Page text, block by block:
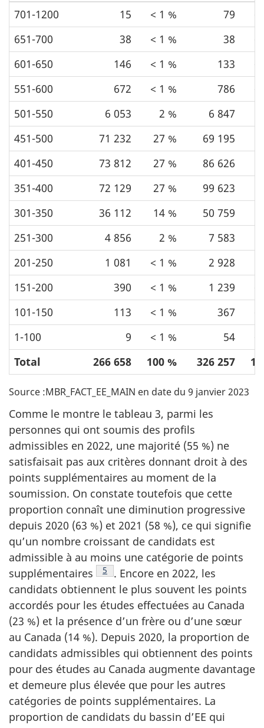
701-1200
15 < 1 % 79
651-700
38 < 1 % 38
601-650
146 < 1 % 133
551-600
672 < 1 % 786
501-550
6 053 2 % 6 847
451-500
71 232 27 % 69 195
401-450
73 812 27 % 86 626
351-400
72 129 27 % 99 623
301-350
36 112 14 % 50 759
251-300
4 856 2 % 7 583
201-250
1 081 < 1 % 2 928
151-200
390 < 1 % 1 239
101-150
113 < 1 % 367
1-100
9 < 1 % 54
Total
266 658 100 % 326 257
Source :MBR_FACT_EE_MAIN en date du 9 janvier 2023
Comme le montre le tableau 3, parmi les
personnes qui ont soumis des profils
admissibles en 2022, une majorité (55 %) ne
satisfaisait pas aux critères donnant droit à des
points supplémentaires au moment de la
soumission. On constate toutefois que cette
proportion connaît une diminution progressive
depuis 2020 (63 %) et 2021 (58 %), ce qui signifie
qu’un nombre croissant de candidats est
admissible à au moins une catégorie de points
supplémentaires
Note de bas de page
5
. Encore en 2022, les
candidats obtiennent le plus souvent les points
accordés pour les études effectuées au Canada
(23 %) et la présence d’un frère ou d’une sœur
au Canada (14 %). Depuis 2020, la proportion de
candidats admissibles qui obtiennent des points
pour des études au Canada augmente davantage
et demeure plus élevée que pour les autres
catégories de points supplémentaires. La
proportion de candidats du bassin d’EE qui